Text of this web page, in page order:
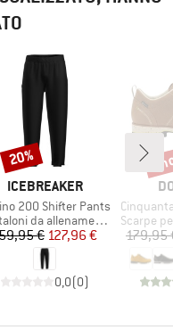
MARCHIO
ICEBREAKER
200 Shifter Pants
di prodotti
da allenamento
Prezzo
€Prezzo ridotto
127,96 €
0,0(0)
Sconto
20%
Articolo
Cinquantaquattro
Gruppo
Scarpe
179,95